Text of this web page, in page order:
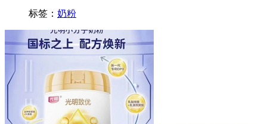
标签： 奶粉